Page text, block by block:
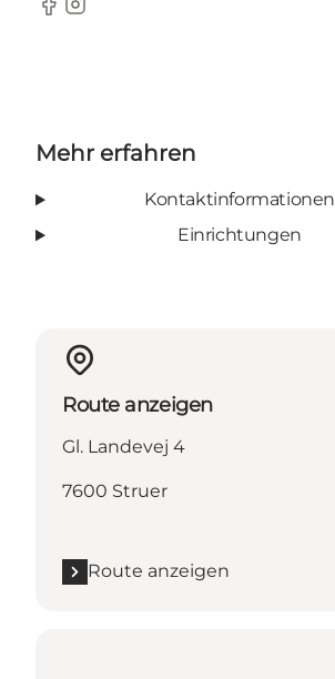
Facebook
Instagram
Mehr erfahren
Kontaktinformationen
Einrichtungen
Route anzeigen
Gl. Landevej 4
7600 Struer
Route anzeigen